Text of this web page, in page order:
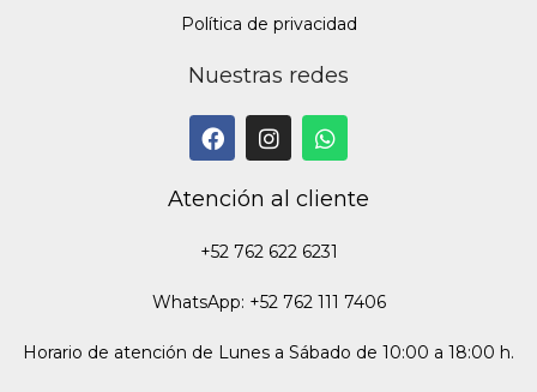
Política de privacidad
Nuestras redes
Atención al cliente
+52 762 622 6231
WhatsApp: +52 762 111 7406
Horario de atención de Lunes a Sábado de 10:00 a 18:00 h.